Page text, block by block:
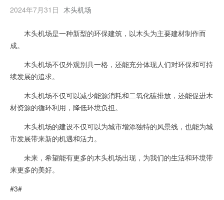
2024年7月31日 木头机场
木头机场是一种新型的环保建筑，以木头为主要建材制作而
成。
木头机场不仅外观别具一格，还能充分体现人们对环保和可持
续发展的追求。
木头机场不仅可以减少能源消耗和二氧化碳排放，还能促进木
材资源的循环利用，降低环境负担。
木头机场的建设不仅可以为城市增添独特的风景线，也能为城
市发展带来新的机遇和活力。
未来，希望能有更多的木头机场出现，为我们的生活和环境带
来更多的美好。
#3#